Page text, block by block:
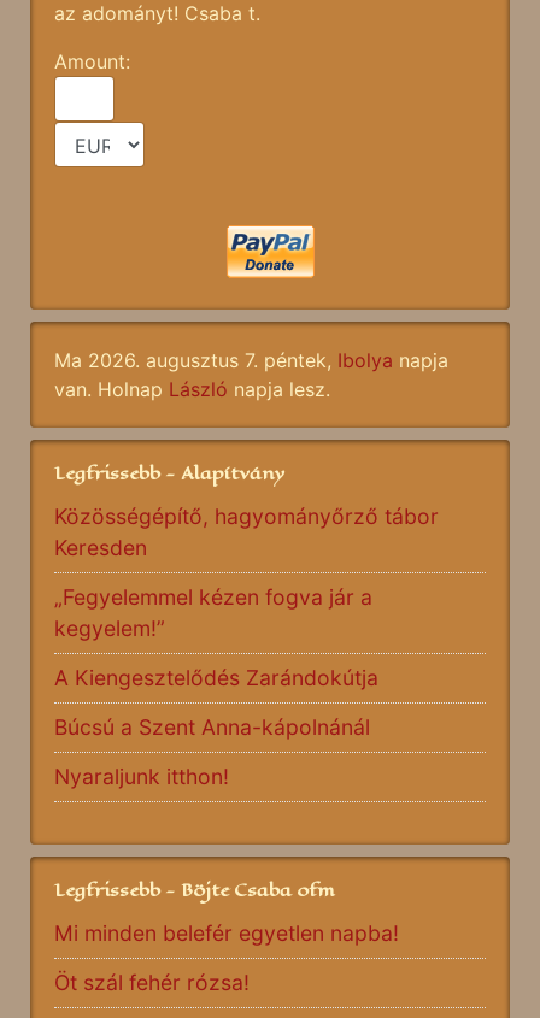
az adományt! Csaba t.
Amount:
Ma 2026. augusztus 7. péntek, Ibolya napja
van. Holnap László napja lesz.
Legfrissebb - Alapítvány
Közösségépítő, hagyományőrző tábor
Keresden
„Fegyelemmel kézen fogva jár a
kegyelem!”
A Kiengesztelődés Zarándokútja
Búcsú a Szent Anna-kápolnánál
Nyaraljunk itthon!
Legfrissebb - Böjte Csaba ofm
Mi minden belefér egyetlen napba!
Öt szál fehér rózsa!